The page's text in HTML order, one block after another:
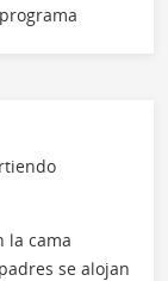
la cama
se alojan